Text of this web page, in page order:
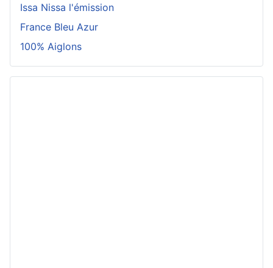
Issa Nissa l'émission
France Bleu Azur
100% Aiglons